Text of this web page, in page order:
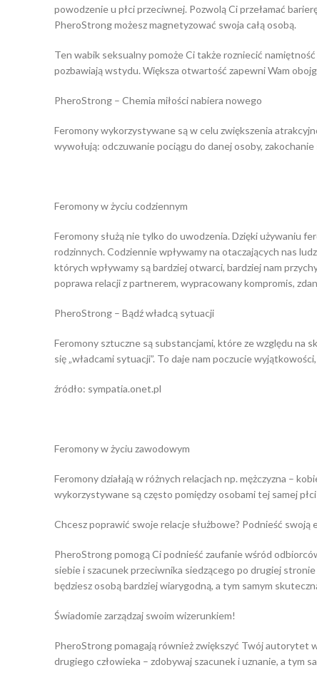
powodzenie u płci przeciwnej. Pozwolą Ci przełamać
PheroStrong możesz magnetyzować swoja całą osobą.
Ten wabik seksualny pomoże Ci także rozniecić
pozbawiają wstydu. Większa otwartość zapewni Wam
PheroStrong – Chemia miłości nabiera nowego
Feromony wykorzystywane są w celu zwiększenia
wywołują: odczuwanie pociągu do danej osoby,
Feromony w życiu codziennym
Feromony służą nie tylko do uwodzenia. Dzięki używaniu
rodzinnych. Codziennie wpływamy na otaczających nas
których wpływamy są bardziej otwarci, bardziej nam
poprawa relacji z partnerem, wypracowany kompromis,
PheroStrong – Bądź władcą sytuacji
Feromony sztuczne są substancjami, które ze względu na
się „władcami sytuacji”. To daje nam poczucie
źródło: sympatia.onet.pl
Feromony w życiu zawodowym
Feromony działają w różnych relacjach np. mężczyzna –
wykorzystywane są często pomiędzy osobami tej samej
Chcesz poprawić swoje relacje służbowe? Podnieść
PheroStrong pomogą Ci podnieść zaufanie wśród
siebie i szacunek przeciwnika siedzącego po drugiej
będziesz osobą bardziej wiarygodną, a tym samym
Świadomie zarządzaj swoim wizerunkiem!
PheroStrong pomagają również zwiększyć Twój autorytet
drugiego człowieka – zdobywaj szacunek i uznanie, a tym